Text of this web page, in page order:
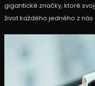
gigantické značky, ktoré
život každého jedného z